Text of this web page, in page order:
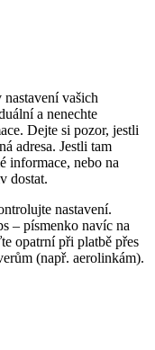
vašich
a nenechte
Dejte si pozor, jestli
adresa. Jestli tam
informace, nebo na
dostat.
nastavení.
– písmenko navíc na
opatrní při platbě přes
(např. aerolinkám).